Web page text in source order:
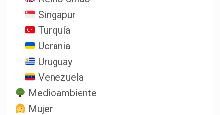
Singapur
Turquía
Ucrania
Uruguay
Venezuela
Medioambiente
Mujer